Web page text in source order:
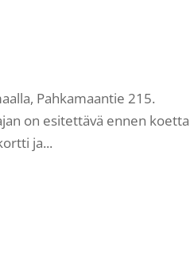
Pahkamaantie 215.
on esitettävä ennen koetta
ja...